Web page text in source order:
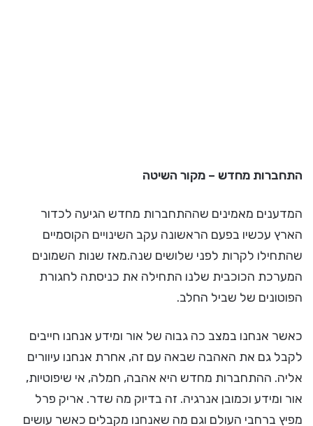
התחברות מחדש – מקור השיטה
המדענים מאמינים שההתחברות מחדש הגיעה לכדור
הארץ עכשיו בפעם הראשונה עקב השינויים הקוסמיים
שהתחילו לקרות לפני שלושים שנה.מאז שנות השמונים
המערכת הכוכבית שלנו התחילה את כניסתה לחגורת
הפוטונים של שביל החלב.
כאשר אנחנו במצב כה גבוה של אור ומידע אנחנו חייבים
לקבל גם את האהבה שבאה עם זה, אחרת אנחנו עיוורים
אליה. ההתחברות מחדש היא אהבה, חמלה, אי שיפוטיות,
אור ומידע וכמובן אנרגיה. זה בדיוק מה שדר. אריק פרל
מפיץ ברחבי העולם וגם מה שאנחנו מקבלים כאשר עושים